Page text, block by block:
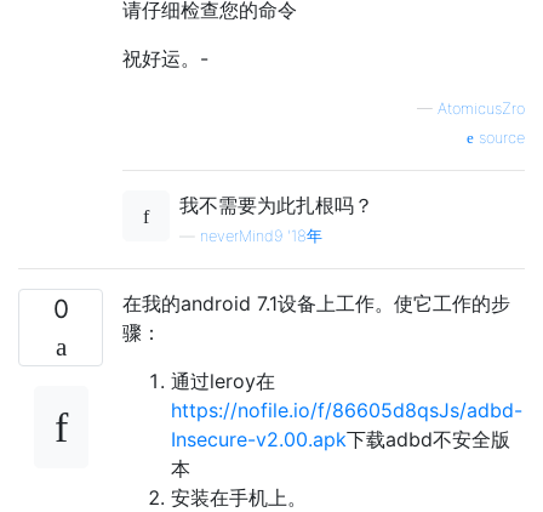
请仔细检查您的命令
祝好运。-
— AtomicusZro
source
我不需要为此扎根吗？
neverMind9 '18年
0
在我的android 7.1设备上工作。使它工作的步
骤：
通过leroy在
https://nofile.io/f/86605d8qsJs/adbd-
Insecure-v2.00.apk下载adb​​d不安全版
本
安装在手机上。